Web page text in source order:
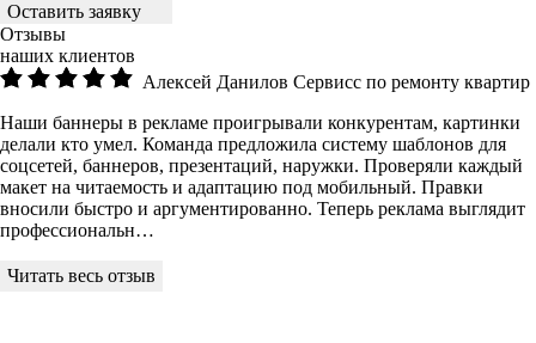
Оставить заявку
Отзывы
наших клиентов
Алексей Данилов Сервисс по ремонту квартир
Наши баннеры в рекламе проигрывали конкурентам, картинки
делали кто умел. Команда предложила систему шаблонов для
соцсетей, баннеров, презентаций, наружки. Проверяли каждый
макет на читаемость и адаптацию под мобильный. Правки
вносили быстро и аргументированно. Теперь реклама выглядит
профессиональн…